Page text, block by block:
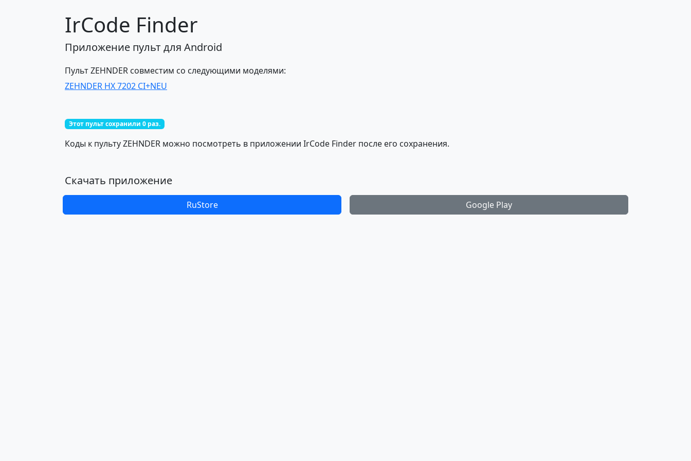
IrCode Finder
Приложение пульт для Android
Пульт ZEHNDER совместим со следующими моделями:
ZEHNDER HX 7202 CI+NEU
Этот пульт сохранили 0 раз.
Коды к пульту ZEHNDER можно посмотреть в приложении IrCode Finder после его сохранения.
Скачать приложение
RuStore Google Play